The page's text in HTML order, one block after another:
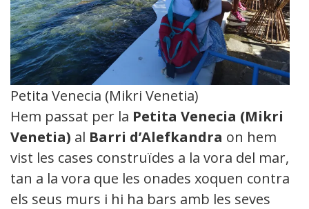
Petita Venecia (Mikri Venetia)
Hem passat per la Petita Venecia (Mikri
Venetia) al Barri d’Alefkandra on hem
vist les cases construïdes a la vora del mar,
tan a la vora que les onades xoquen contra
els seus murs i hi ha bars amb les seves